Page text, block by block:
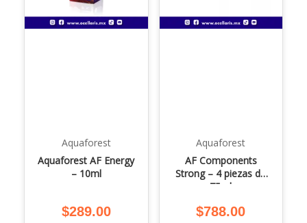
Aquaforest
Aquaforest AF Energy
– 10ml
$289.00
Aquaforest
AF Components
Strong – 4 piezas de
75ml
$788.00